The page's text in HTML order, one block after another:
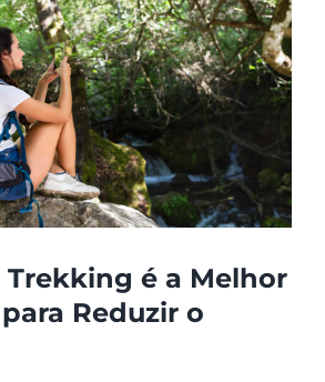
e Expedições
Experiências
Para empresas
Cursos
Atendimento
Trekking é a Melhor
Reduzir o